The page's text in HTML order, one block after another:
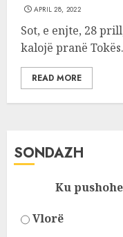
APRIL 28, 2022
Sot, e enjte, 28
kalojë pranë
READ MORE
SONDAZH
Ku
Vlorë